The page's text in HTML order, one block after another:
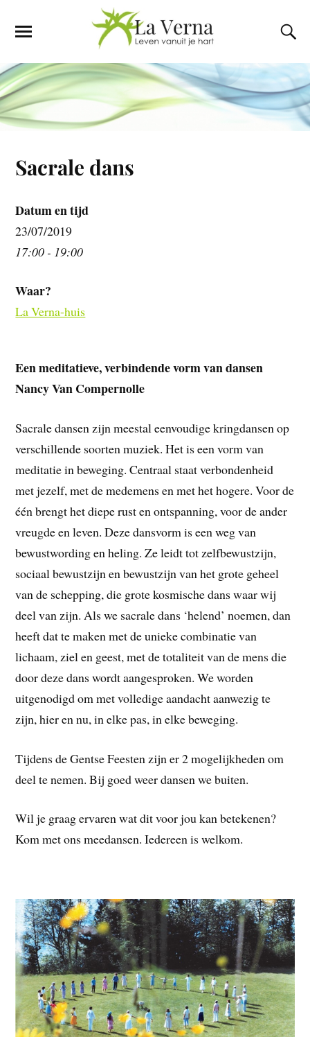
Sacrale dans
Datum en tijd
23/07/2019
17:00 - 19:00
Waar?
La Verna-huis
Een meditatieve, verbindende vorm van dansen
Nancy Van Compernolle
Sacrale dansen zijn meestal eenvoudige kringdansen op
verschillende soorten muziek. Het is een vorm van
meditatie in beweging. Centraal staat verbondenheid
met jezelf, met de medemens en met het hogere. Voor de
één brengt het diepe rust en ontspanning, voor de ander
vreugde en leven. Deze dansvorm is een weg van
bewustwording en heling. Ze leidt tot zelfbewustzijn,
sociaal bewustzijn en bewustzijn van het grote geheel
van de schepping, die grote kosmische dans waar wij
deel van zijn. Als we sacrale dans ‘helend’ noemen, dan
heeft dat te maken met de unieke combinatie van
lichaam, ziel en geest, met de totaliteit van de mens die
door deze dans wordt aangesproken. We worden
uitgenodigd om met volledige aandacht aanwezig te
zijn, hier en nu, in elke pas, in elke beweging.
Tijdens de Gentse Feesten zijn er 2 mogelijkheden om
deel te nemen. Bij goed weer dansen we buiten.
Wil je graag ervaren wat dit voor jou kan betekenen?
Kom met ons meedansen. Iedereen is welkom.